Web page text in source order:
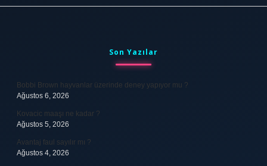
Son Yazılar
Bobbi Brown hayvanlar üzerinde deney yapıyor mu ?
Ağustos 6, 2026
Kovacic maaşı ne kadar ?
Ağustos 5, 2026
Avantaj faul sayılır mı ?
Ağustos 4, 2026